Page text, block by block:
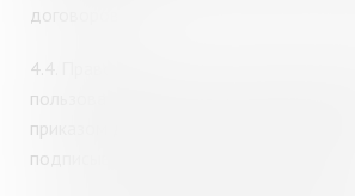
договоров.
4.4.
пользователей имеют только
приказом директора. Указанные
подписывают уведомление